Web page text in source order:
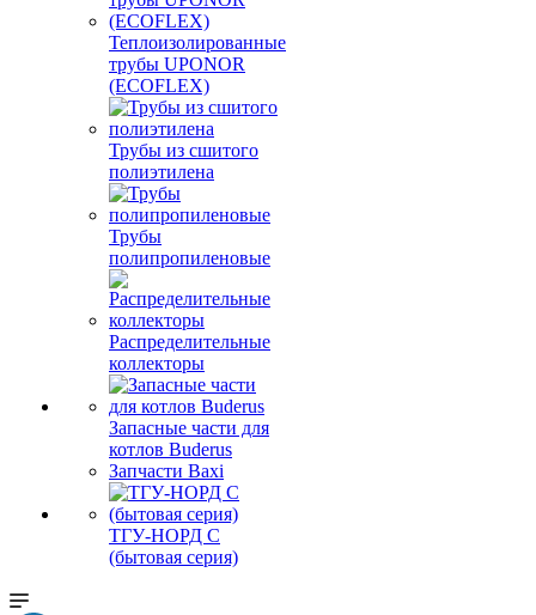
Теплоизолированные
трубы UPONOR
(ECOFLEX)
Трубы из сшитого
полиэтилена
Трубы
полипропиленовые
Распределительные
коллекторы
Запасные части для
котлов Buderus
Запчасти Baxi
ТГУ-НОРД С
(бытовая серия)